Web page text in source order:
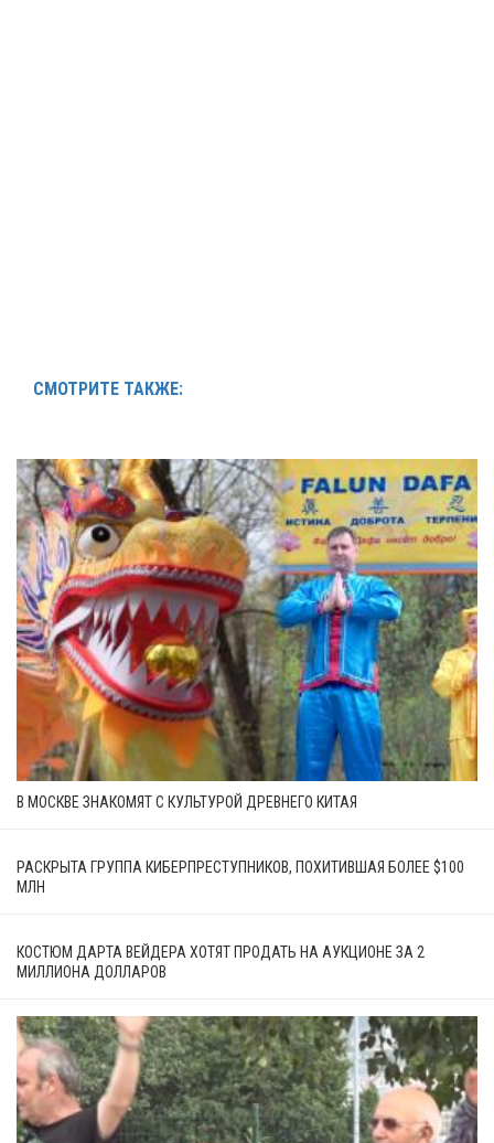
СМОТРИТЕ ТАКЖЕ:
В МОСКВЕ ЗНАКОМЯТ С КУЛЬТУРОЙ ДРЕВНЕГО КИТАЯ
РАСКРЫТА ГРУППА КИБЕРПРЕСТУПНИКОВ, ПОХИТИВШАЯ БОЛЕЕ $100
МЛН
КОСТЮМ ДАРТА ВЕЙДЕРА ХОТЯТ ПРОДАТЬ НА АУКЦИОНЕ ЗА 2
МИЛЛИОНА ДОЛЛАРОВ